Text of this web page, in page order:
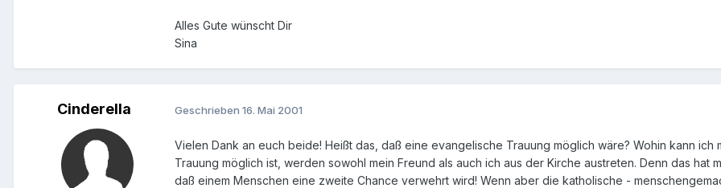
Alles Gute wünscht Dir
Sina
Cinderella Geschrieben 16. Mai 2001
Vielen Dank an euch beide! Heißt das, daß eine evangelische Trauung möglich wäre? Wohin kann ich
Trauung möglich ist, werden sowohl mein Freund als auch ich aus der Kirche austreten. Denn das hat
daß einem Menschen eine zweite Chance verwehrt wird! Wenn aber die katholische -